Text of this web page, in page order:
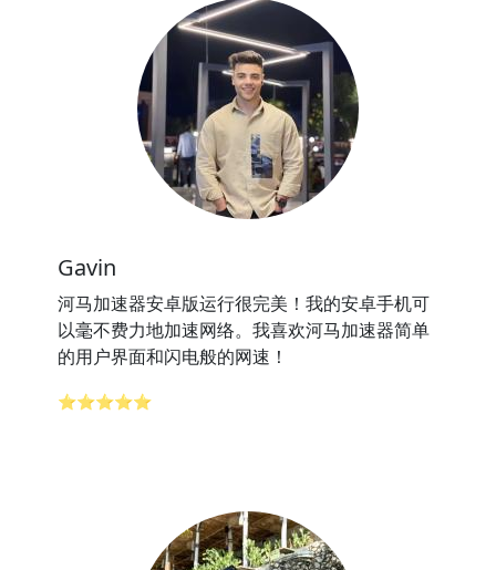
Gavin
河马加速器安卓版运行很完美！我的安卓手机可
以毫不费力地加速网络。我喜欢河马加速器简单
的用户界面和闪电般的网速！
⭐⭐⭐⭐⭐